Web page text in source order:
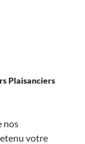
Plaisanciers
nos
votre